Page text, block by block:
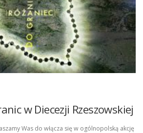
w Diecezji Rzeszowskiej
Was do włącza się w ogólnopolską akcję